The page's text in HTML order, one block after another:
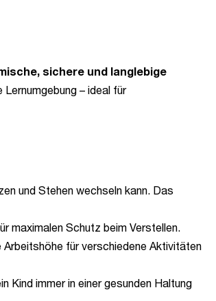
sichere und langlebige
– ideal für
und Stehen wechseln kann. Das
maximalen Schutz beim Verstellen.
Arbeitshöhe für verschiedene Aktivitäten
Kind immer in einer gesunden Haltung